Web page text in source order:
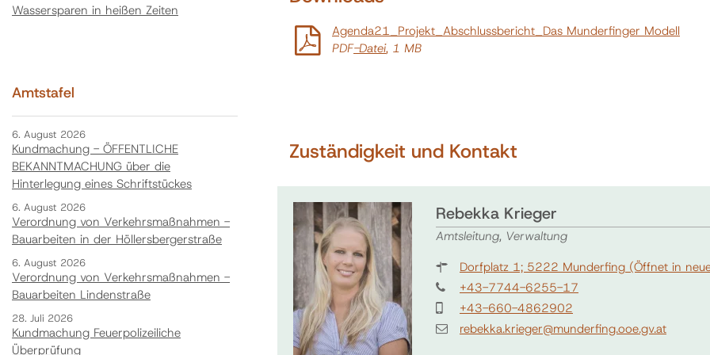
Agenda21_Projekt_Abschlussbericht_Das Munderfinger Modell
PDF-Datei, 1 MB
Zuständigkeit und Kontakt
Rebekka Krieger
Amtsleitung, Verwaltung
Dorfplatz 1; 5222 Munderfing (Öffnet in
+43-7744-6255-17
+43-660-4862902
rebekka.krieger@munderfing.ooe.gv.at
Wassersparen in heißen Zeiten
Amtstafel
6. August 2026
Kundmachung - ÖFFENTLICHE
BEKANNTMACHUNG über die
Hinterlegung eines Schriftstückes
6. August 2026
Verordnung von Verkehrsmaßnahmen -
Bauarbeiten in der Höllersbergerstraße
6. August 2026
Verordnung von Verkehrsmaßnahmen -
Bauarbeiten Lindenstraße
28. Juli 2026
Kundmachung Feuerpolizeiliche
Überprüfung